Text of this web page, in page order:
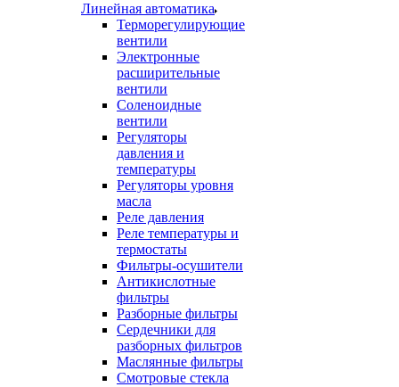
Линейная автоматика
Терморегулирующие
вентили
Электронные
расширительные
вентили
Соленоидные
вентили
Регуляторы
давления и
температуры
Регуляторы уровня
масла
Реле давления
Реле температуры и
термостаты
Фильтры-осушители
Антикислотные
фильтры
Разборные фильтры
Сердечники для
разборных фильтров
Маслянные фильтры
Смотровые стекла